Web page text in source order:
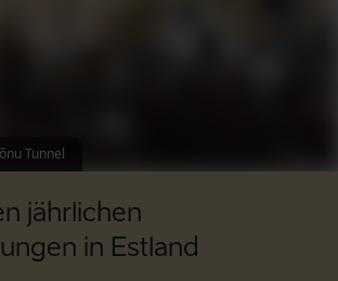
Tunnel
jährlichen
in Estland